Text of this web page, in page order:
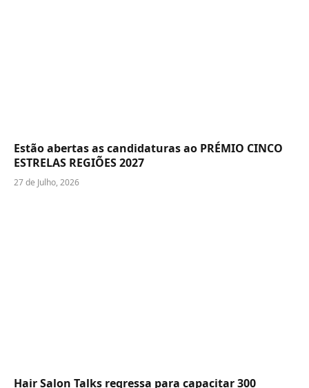
Estão abertas as candidaturas ao PRÉMIO CINCO
ESTRELAS REGIÕES 2027
27 de Julho, 2026
Hair Salon Talks regressa para capacitar 300